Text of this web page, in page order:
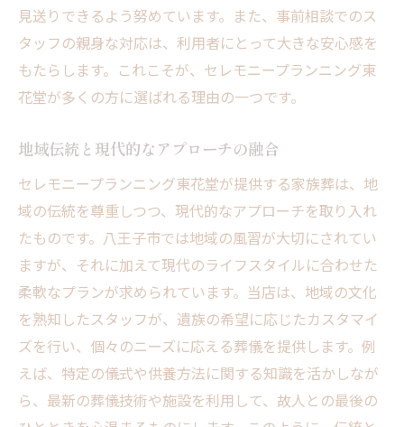
見送りできるよう努めています。また、事前相談でのス
タッフの親身な対応は、利用者にとって大きな安心感を
もたらします。これこそが、セレモニープランニング東
花堂が多くの方に選ばれる理由の一つです。
地域伝統と現代的なアプローチの融合
セレモニープランニング東花堂が提供する家族葬は、地
域の伝統を尊重しつつ、現代的なアプローチを取り入れ
たものです。八王子市では地域の風習が大切にされてい
ますが、それに加えて現代のライフスタイルに合わせた
柔軟なプランが求められています。当店は、地域の文化
を熟知したスタッフが、遺族の希望に応じたカスタマイ
ズを行い、個々のニーズに応える葬儀を提供します。例
えば、特定の儀式や供養方法に関する知識を活かしなが
ら、最新の葬儀技術や施設を利用して、故人との最後の